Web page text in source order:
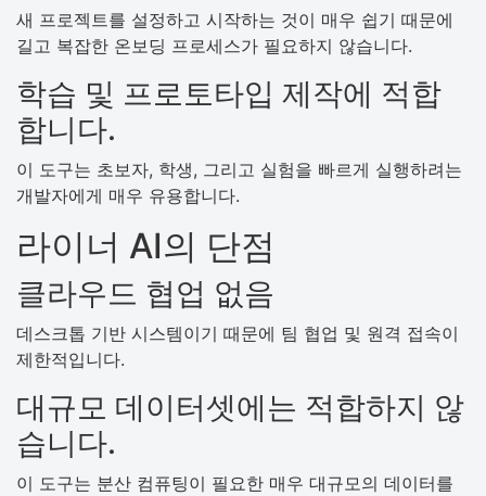
새 프로젝트를 설정하고 시작하는 것이 매우 쉽기 때문에
길고 복잡한 온보딩 프로세스가 필요하지 않습니다.
학습 및 프로토타입 제작에 적합
합니다.
이 도구는 초보자, 학생, 그리고 실험을 빠르게 실행하려는
개발자에게 매우 유용합니다.
라이너 AI의 단점
클라우드 협업 없음
데스크톱 기반 시스템이기 때문에 팀 협업 및 원격 접속이
제한적입니다.
대규모 데이터셋에는 적합하지 않
습니다.
이 도구는 분산 컴퓨팅이 필요한 매우 대규모의 데이터를